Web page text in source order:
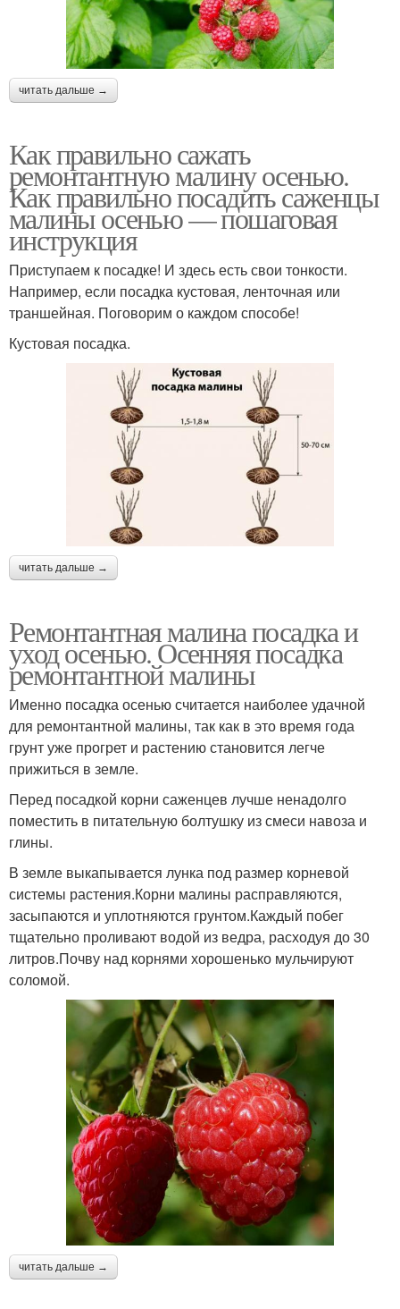
читать дальше →
Как правильно сажать
ремонтантную малину осенью.
Как правильно посадить саженцы
малины осенью — пошаговая
инструкция
Приступаем к посадке! И здесь есть свои тонкости.
Например, если посадка кустовая, ленточная или
траншейная. Поговорим о каждом способе!
Кустовая посадка.
читать дальше →
Ремонтантная малина посадка и
уход осенью. Осенняя посадка
ремонтантной малины
Именно посадка осенью считается наиболее удачной
для ремонтантной малины, так как в это время года
грунт уже прогрет и растению становится легче
прижиться в земле.
Перед посадкой корни саженцев лучше ненадолго
поместить в питательную болтушку из смеси навоза и
глины.
В земле выкапывается лунка под размер корневой
системы растения.Корни малины расправляются,
засыпаются и уплотняются грунтом.Каждый побег
тщательно проливают водой из ведра, расходуя до 30
литров.Почву над корнями хорошенько мульчируют
соломой.
читать дальше →